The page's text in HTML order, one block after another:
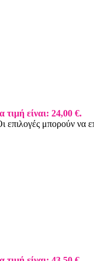
τιμή είναι: 24,00 €.
μπορούν να